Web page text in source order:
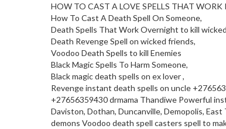
HOW TO CAST A LOVE SPELLS THAT WORK
How To Cast A Death Spell On Someone,
Death Spells That Work Overnight to kill
Death Revenge Spell on wicked friends,
Voodoo Death Spells to kill Enemies
Black Magic Spells To Harm Someone,
Black magic death spells on ex lover ,
Revenge instant death spells on uncle
+27656359430 drmama Thandiwe Powerful
Daviston, Dothan, Duncanville, Demopolis, East
demons Voodoo death spell casters spell to